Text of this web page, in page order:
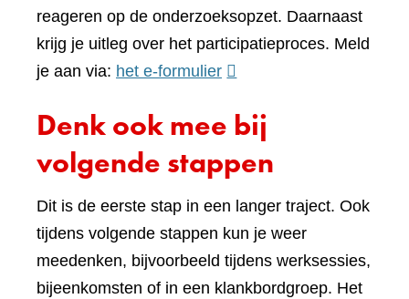
reageren op de onderzoeksopzet. Daarnaast
krijg je uitleg over het participatieproces. Meld
je aan via: het e-formulier(verwijst
een
website)
Denk ook mee bij
volgende stappen
Dit is de eerste stap in een langer traject. Ook
tijdens volgende stappen kun je weer
meedenken, bijvoorbeeld tijdens werksessies,
bijeenkomsten of in een klankbordgroep. Het